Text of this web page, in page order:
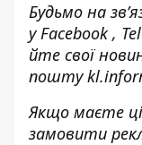
Будьмо на
уFacebook,
йте свої
пошту
Якщо маєте
замовити